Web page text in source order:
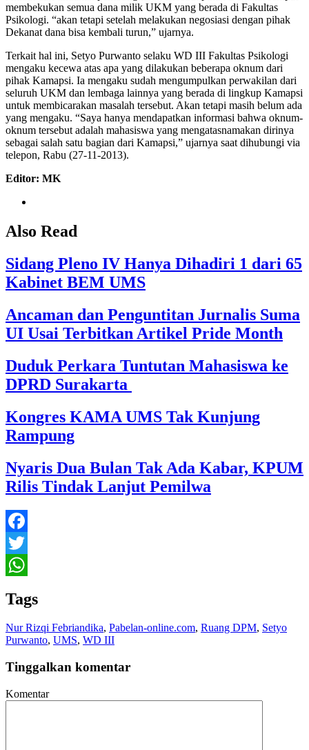
membekukan semua dana milik UKM yang berada di Fakultas
Psikologi. “akan tetapi setelah melakukan negosiasi dengan pihak
Dekanat dana bisa kembali turun,” ujarnya.
Terkait hal ini, Setyo Purwanto selaku WD III Fakultas Psikologi
mengaku kecewa atas apa yang dilakukan beberapa oknum dari
pihak Kamapsi. Ia mengaku sudah mengumpulkan perwakilan dari
seluruh UKM dan lembaga lainnya yang berada di lingkup Kamapsi
untuk membicarakan masalah tersebut. Akan tetapi masih belum ada
yang mengaku. “Saya hanya mendapatkan informasi bahwa oknum-
oknum tersebut adalah mahasiswa yang mengatasnamakan dirinya
sebagai salah satu bagian dari Kamapsi,” ujarnya saat dihubungi via
telepon, Rabu (27-11-2013).
Editor: MK
Also Read
Sidang Pleno IV Hanya Dihadiri 1 dari 65
Kabinet BEM UMS
Ancaman dan Penguntitan Jurnalis Suma
UI Usai Terbitkan Artikel Pride Month
Duduk Perkara Tuntutan Mahasiswa ke
DPRD Surakarta
Kongres KAMA UMS Tak Kunjung
Rampung
Nyaris Dua Bulan Tak Ada Kabar, KPUM
Rilis Tindak Lanjut Pemilwa
Facebook
Twitter
Tags
Nur Rizqi Febriandika, Pabelan-online.com, Ruang DPM, Setyo
Purwanto, UMS, WD III
Tinggalkan komentar
Komentar